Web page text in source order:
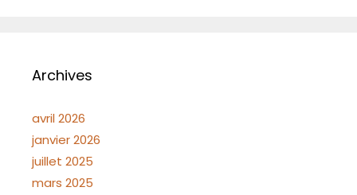
Archives
avril 2026
janvier 2026
juillet 2025
mars 2025